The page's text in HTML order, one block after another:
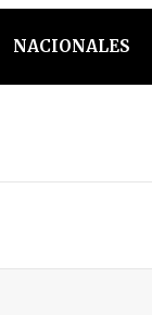
NACIONALES